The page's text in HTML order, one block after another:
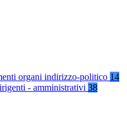
organi indirizzo-politico 14
- amministrativi 38